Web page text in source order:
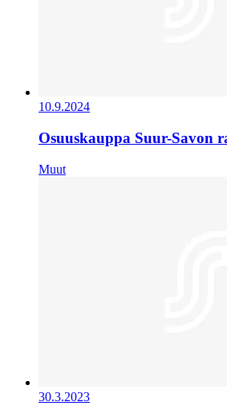
10.9.2024
Osuuskauppa Suur-Savon
Muut
30.3.2023